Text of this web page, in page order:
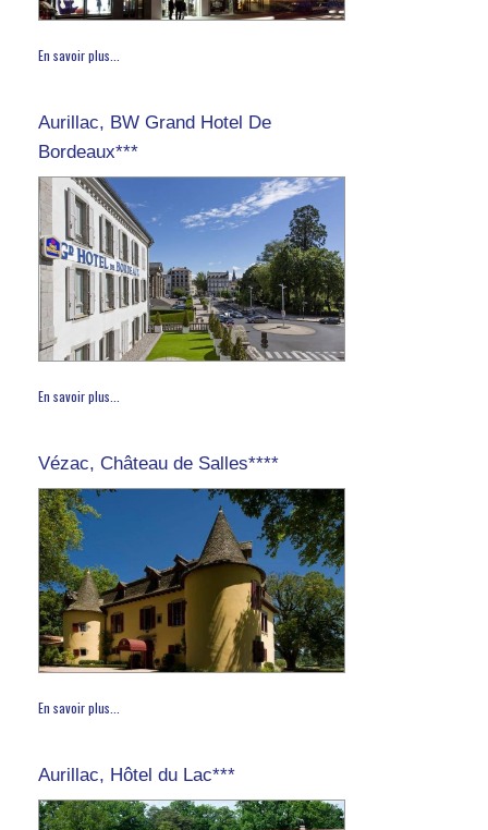
En savoir plus...
Aurillac, BW Grand Hotel De
Bordeaux***
En savoir plus...
Vézac, Château de Salles****
En savoir plus...
Aurillac, Hôtel du Lac***